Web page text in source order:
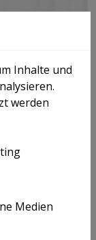
Inhalte und
werden
Medien